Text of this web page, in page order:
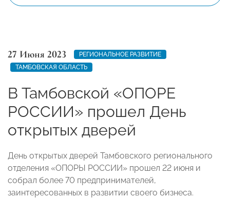
27 Июня 2023
РЕГИОНАЛЬНОЕ РАЗВИТИЕ
ТАМБОВСКАЯ ОБЛАСТЬ
В Тамбовской «ОПОРЕ
РОССИИ» прошел День
открытых дверей
День открытых дверей Тамбовского регионального
отделения «ОПОРЫ РОССИИ» прошел 22 июня и
собрал более 70 предпринимателей,
заинтересованных в развитии своего бизнеса.